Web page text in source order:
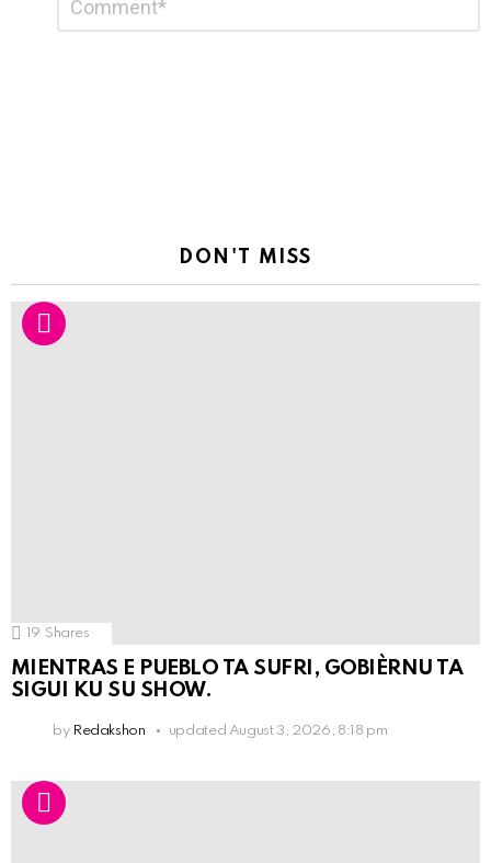
Reply
DON'T MISS
19 Shares
MIENTRAS E PUEBLO TA SUFRI, GOBIÈRNU TA
SIGUI KU SU SHOW.
by Redakshon updated August 3, 2026, 8:18 pm